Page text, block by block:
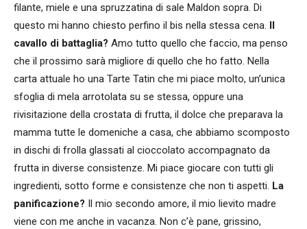
filante, miele e una spruzzatina di sale Maldon sopra. Di
questo mi hanno chiesto perfino il bis nella stessa cena. Il
cavallo di battaglia? Amo tutto quello che faccio, ma penso
che il prossimo sarà migliore di quello che ho fatto. Nella
carta attuale ho una Tarte Tatin che mi piace molto, un’unica
sfoglia di mela arrotolata su se stessa, oppure una
rivisitazione della crostata di frutta, il dolce che preparava la
mamma tutte le domeniche a casa, che abbiamo scomposto
in dischi di frolla glassati al cioccolato accompagnato da
frutta in diverse consistenze. Mi piace giocare con tutti gli
ingredienti, sotto forme e consistenze che non ti aspetti. La
panificazione? Il mio secondo amore, il mio lievito madre
viene con me anche in vacanza. Non c’è pane, grissino,